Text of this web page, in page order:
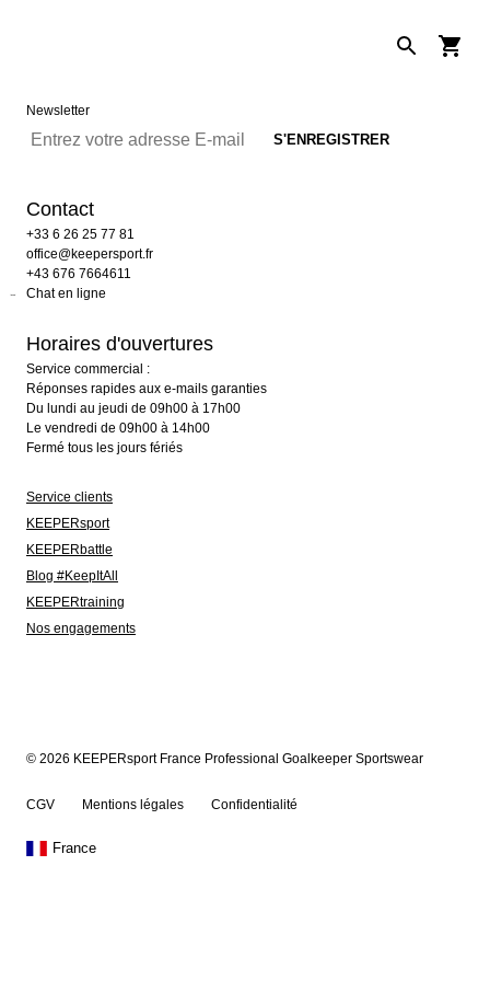
Newsletter
Contact
+33 6 26 25 77 81
office@keepersport.fr
+43 676 7664611
Chat en ligne
Horaires d'ouvertures
Service commercial :
Réponses rapides aux e-mails garanties
Du lundi au jeudi de 09h00 à 17h00
Le vendredi de 09h00 à 14h00
Fermé tous les jours fériés
Service clients
KEEPERsport
KEEPERbattle
Blog #KeepItAll
KEEPERtraining
Nos engagements
© 2026 KEEPERsport France Professional Goalkeeper Sportswear
CGV Mentions légales Confidentialité
France